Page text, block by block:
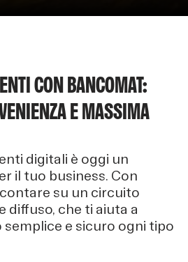
CON BANCOMAT:
E MASSIMA
digitali è oggi un
il tuo business. Con
su un circuito
diffuso, che ti aiuta a
semplice e sicuro ogni tipo